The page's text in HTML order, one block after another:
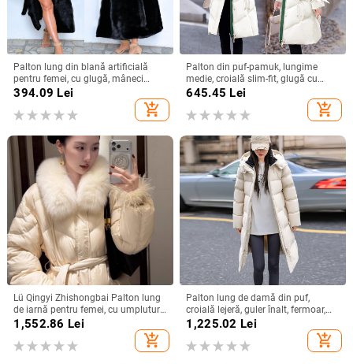
Palton lung din blană artificială
pentru femei, cu glugă, mâneci
lungi, iarnă 2024
394.09 Lei
add_shopping_cart
Palton din puf-pamuk, lungime
medie, croială slim-fit, glugă cu
fermoar, umplutură poliester-
pamuk, exterior din blană de iepure
645.45 Lei
add_shopping_cart
Lü Qingyi Zhishongbai Palton lung
de iarnă pentru femei, cu umplutură
din puf de rață albă 90%, guler din
blană de vulpe
1,552.86 Lei
add_shopping_cart
Palton lung de damă din puf,
croială lejeră, guler înalt, fermoar,
umplutură din puf de rață alb peste
91%, toamnă 2024
1,225.02 Lei
add_shopping_cart